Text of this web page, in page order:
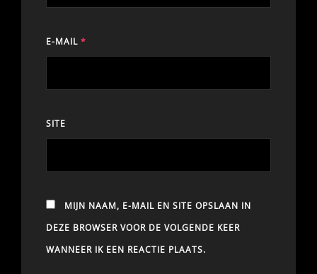
E-MAIL *
SITE
MIJN NAAM, E-MAIL EN SITE OPSLAAN IN
DEZE BROWSER VOOR DE VOLGENDE KEER
WANNEER IK EEN REACTIE PLAATS.